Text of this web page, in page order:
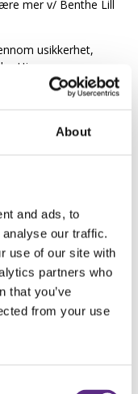
About
and ads, to
our traffic.
use of our site with
partners who
that you’ve
from your use
mer v/ Benthe Lill
usikkerhet,
Hjermann,
fra 2004-2012
ved Troels
sterk faglig innsikt
og
hvordan hjelper vi i
innen 6. februar.